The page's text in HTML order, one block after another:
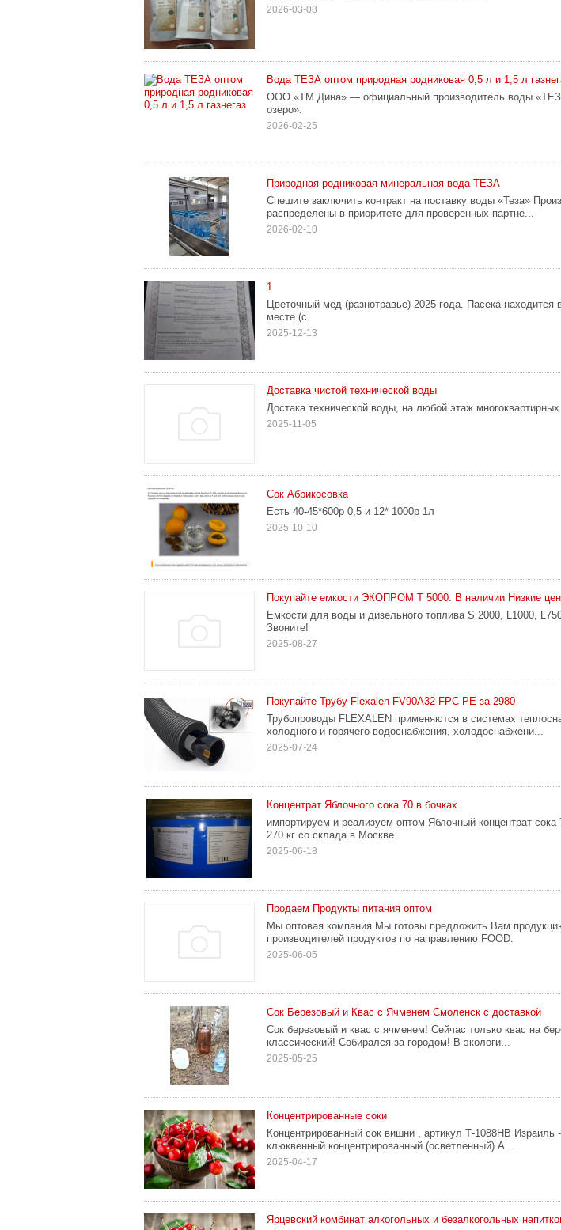
2026-03-08
Вода ТЕЗА оптом природная родниковая 0,5 л и 1,5 л
ООО «ТМ Дина» — официальный производитель воды
озеро».
2026-02-25
Природная родниковая минеральная вода ТЕЗА
Спешите заключить контракт на поставку воды «Теза»
распределены в приоритете для проверенных партнё...
2026-02-10
1
Цветoчный мёд (разнoтpaвьe) 2025 года. Пасeка нaхoдится
мecтe (c.
2025-12-13
Доставка чистой технической воды
Достака технической воды, на любой этаж
2025-11-05
Сок Абрикосовка
Есть 40-45*600р 0,5 и 12* 1000р 1л
2025-10-10
Покупайте емкости ЭКОПРОМ Т 5000. В наличии Низкие
Емкости для воды и дизельного топлива S 2000, L1000,
Звоните!
2025-08-27
Покупайте Трубу Flexalen FV90A32-FPC PE за 2980
Трубопроводы FLEXALEN применяются в системах
холодного и горячего водоснабжения, холодоснабжени...
2025-07-24
Концентрат Яблочного сока 70 в бочках
импортируем и реализуем оптом Яблочный концентрат сока
270 кг со склада в Москве.
2025-06-18
Продаем Продукты питания оптом
Мы оптовая компания Мы готовы предложить Вам
производителей продуктов по направлению FOOD.
2025-06-05
Сок Березовый и Квас с Ячменем Смоленск с доставкой
Сок березовый и квас с ячменем! Сейчас только квас на
классический! Собирался за городом! В экологи...
2025-05-25
Концентрированные соки
Концентрированный сок вишни , артикул Т-1088НВ
клюквенный концентрированный (осветленный) А...
2025-04-17
Ярцевский комбинат алкогольных и безалкогольных